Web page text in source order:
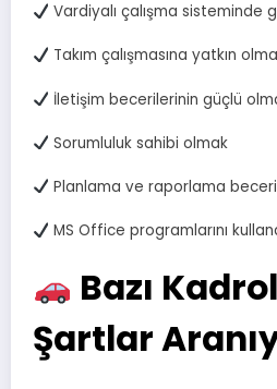
Vardiyalı çalışma
Takım çalışmasına yatkın
İletişim becerilerinin güçlü
Sorumluluk sahibi olmak
Planlama ve raporlama
MS Office programlarını
Bazı
Şartlar